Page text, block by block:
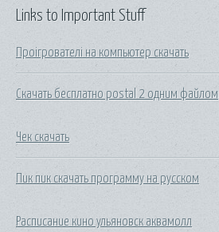
Links to Important Stuff
Проігрователі на компьютер скачать
Скачать бесплатно postal 2 одним файлом
Чек скачать
Пик пик скачать программу на русском
Расписание кино ульяновск аквамолл